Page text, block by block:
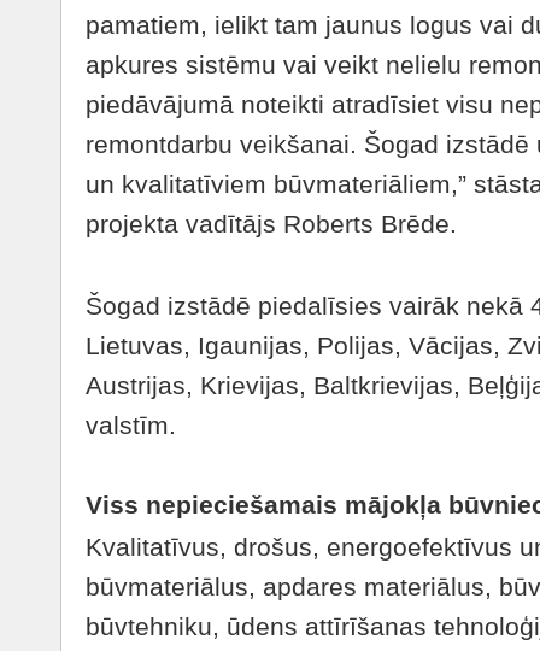
pamatiem, ielikt tam jaunus logus vai
apkures sistēmu vai veikt nelielu
piedāvājumā noteikti atradīsiet visu
remontdarbu veikšanai. Šogad
un kvalitatīviem būvmateriāliem,”
projekta vadītājs Roberts Brēde.
Šogad izstādē piedalīsies vairāk nekā
Lietuvas, Igaunijas, Polijas, Vācijas,
Austrijas, Krievijas, Baltkrievijas,
valstīm.
Viss nepieciešamais mājokļa
Kvalitatīvus, drošus, energoefektīvus
būvmateriālus, apdares materiālus,
būvtehniku, ūdens attīrīšanas